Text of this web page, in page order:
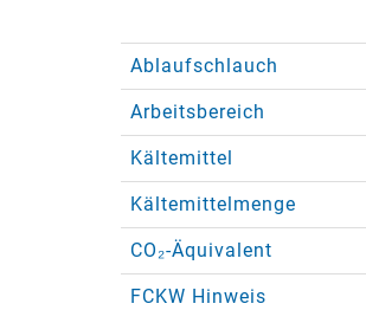
Ablaufschlauch
Arbeitsbereich
Kältemittel
Kältemittelmenge
CO₂-Äquivalent
FCKW Hinweis